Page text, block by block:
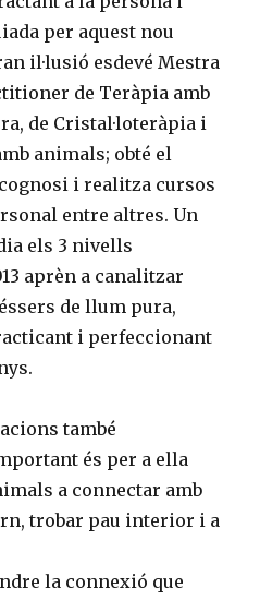
per aquest nou
il·lusió esdevé Mestra
de Teràpia amb
de Cristal·loteràpia i
animals; obté el
i realitza cursos
entre altres. Un
els 3 nivells
aprèn a canalitzar
de llum pura,
i perfeccionant
també
és per a ella
a connectar amb
trobar pau interior i a
la connexió que